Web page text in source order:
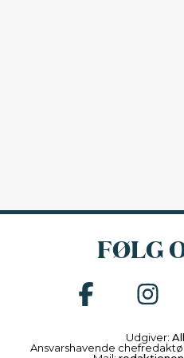
FØLG
Udgiver:
Ansvarshavende